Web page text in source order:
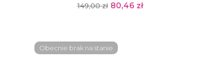
149,00 zł 80,46 zł
Obecnie brak na stanie